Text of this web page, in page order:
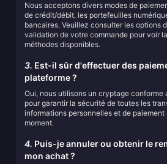
Nous acceptons divers modes de
de crédit/débit, les portefeuilles
bancaires. Veuillez consulter les options
validation de votre commande pour voir
méthodes disponibles.
3. Est-il sûr d'effectuer des
plateforme ?
Oui, nous utilisons un cryptage conforme
pour garantir la sécurité de toutes les
informations personnelles et de
moment.
4. Puis-je annuler ou obtenir le
mon achat ?